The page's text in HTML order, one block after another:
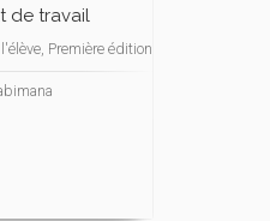
de travail
Première édition